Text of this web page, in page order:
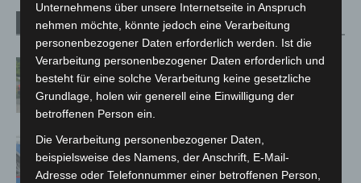
Verwandte Artikel Mehr vom Autor
Region Hannover: 21 neue
Notfallsanitäter starten beim Roten
Kreuz
Mann läuft mit Hockeyschläger über
A7 – Polizei sucht Zeugen
Unternehmens über unsere Internetseite in Anspruch
nehmen möchte, könnte jedoch eine Verarbeitung
personenbezogener Daten erforderlich werden. Ist die
Verarbeitung personenbezogener Daten erforderlich und
besteht für eine solche Verarbeitung keine gesetzliche
Grundlage, holen wir generell eine Einwilligung der
betroffenen Person ein.
Die Verarbeitung personenbezogener Daten,
beispielsweise des Namens, der Anschrift, E-Mail-
Adresse oder Telefonnummer einer betroffenen Person,